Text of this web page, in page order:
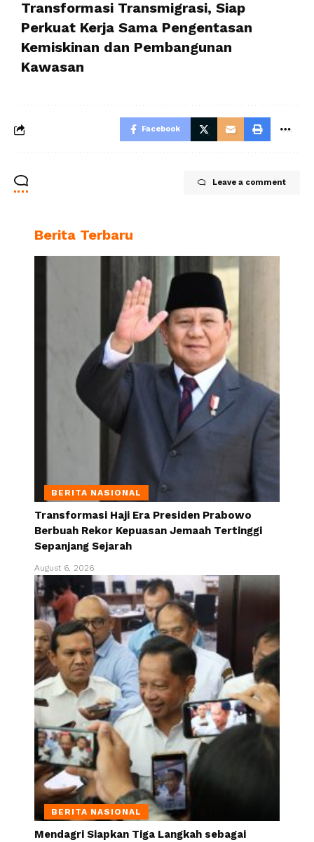
Transformasi Transmigrasi, Siap
Perkuat Kerja Sama Pengentasan
Kemiskinan dan Pembangunan
Kawasan
Facebook
Leave a comment
Berita Terbaru
BERITA NASIONAL
Transformasi Haji Era Presiden Prabowo
Berbuah Rekor Kepuasan Jemaah Tertinggi
Sepanjang Sejarah
August 6, 2026
BERITA NASIONAL
Mendagri Siapkan Tiga Langkah sebagai